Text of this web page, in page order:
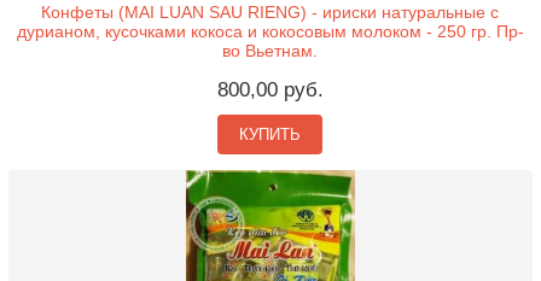
Конфеты (MAI LUAN SAU RIENG) - ириски натуральные с
дурианом, кусочками кокоса и кокосовым молоком - 250 гр. Пр-
во Вьетнам.
800,00 руб.
КУПИТЬ